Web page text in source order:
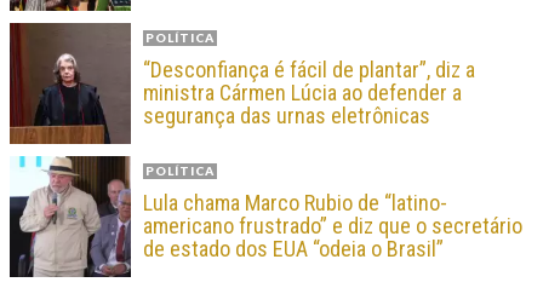
POLÍTICA
“Desconfiança é fácil de plantar”, diz a
ministra Cármen Lúcia ao defender a
segurança das urnas eletrônicas
POLÍTICA
Lula chama Marco Rubio de “latino-
americano frustrado” e diz que o secretário
de estado dos EUA “odeia o Brasil”